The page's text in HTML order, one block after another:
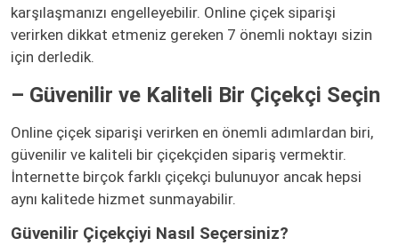
karşılaşmanızı engelleyebilir. Online çiçek siparişi
verirken dikkat etmeniz gereken 7 önemli noktayı sizin
için derledik.
– Güvenilir ve Kaliteli Bir Çiçekçi Seçin
Online çiçek siparişi verirken en önemli adımlardan biri,
güvenilir ve kaliteli bir çiçekçiden sipariş vermektir.
İnternette birçok farklı çiçekçi bulunuyor ancak hepsi
aynı kalitede hizmet sunmayabilir.
Güvenilir Çiçekçiyi Nasıl Seçersiniz?